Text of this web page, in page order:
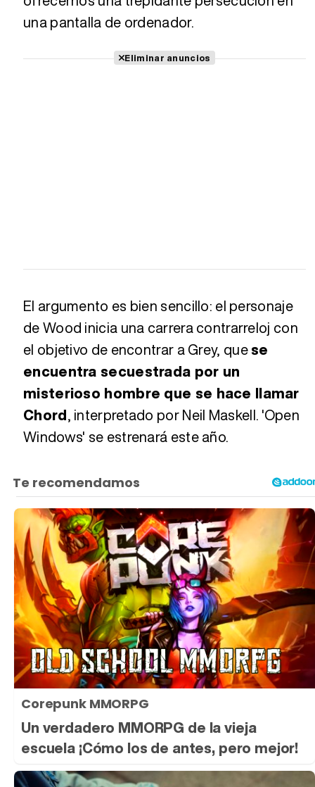
una pantalla de ordenador.
Eliminar anuncios
El argumento es bien sencillo: el personaje
de Wood inicia una carrera contrarreloj con
el objetivo de encontrar a Grey, quese
encuentra secuestrada por un
misterioso hombre que se hace llamar
Chord, interpretado por Neil Maskell. 'Open
Windows' se estrenará este año.
Corepunk MMORPG
Un verdadero MMORPG de la vieja
escuela ¡Cómo los de antes, pero mejor!